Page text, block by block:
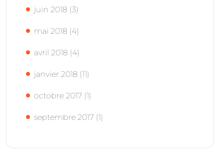
juin 2018 (3)
mai 2018 (4)
avril 2018 (4)
janvier 2018 (11)
octobre 2017 (1)
septembre 2017 (1)